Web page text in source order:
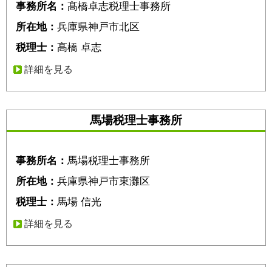
事務所名： 髙橋卓志税理士事務所
所在地： 兵庫県神戸市北区
税理士： 髙橋 卓志
詳細を見る
馬場税理士事務所
事務所名： 馬場税理士事務所
所在地： 兵庫県神戸市東灘区
税理士： 馬場 信光
詳細を見る